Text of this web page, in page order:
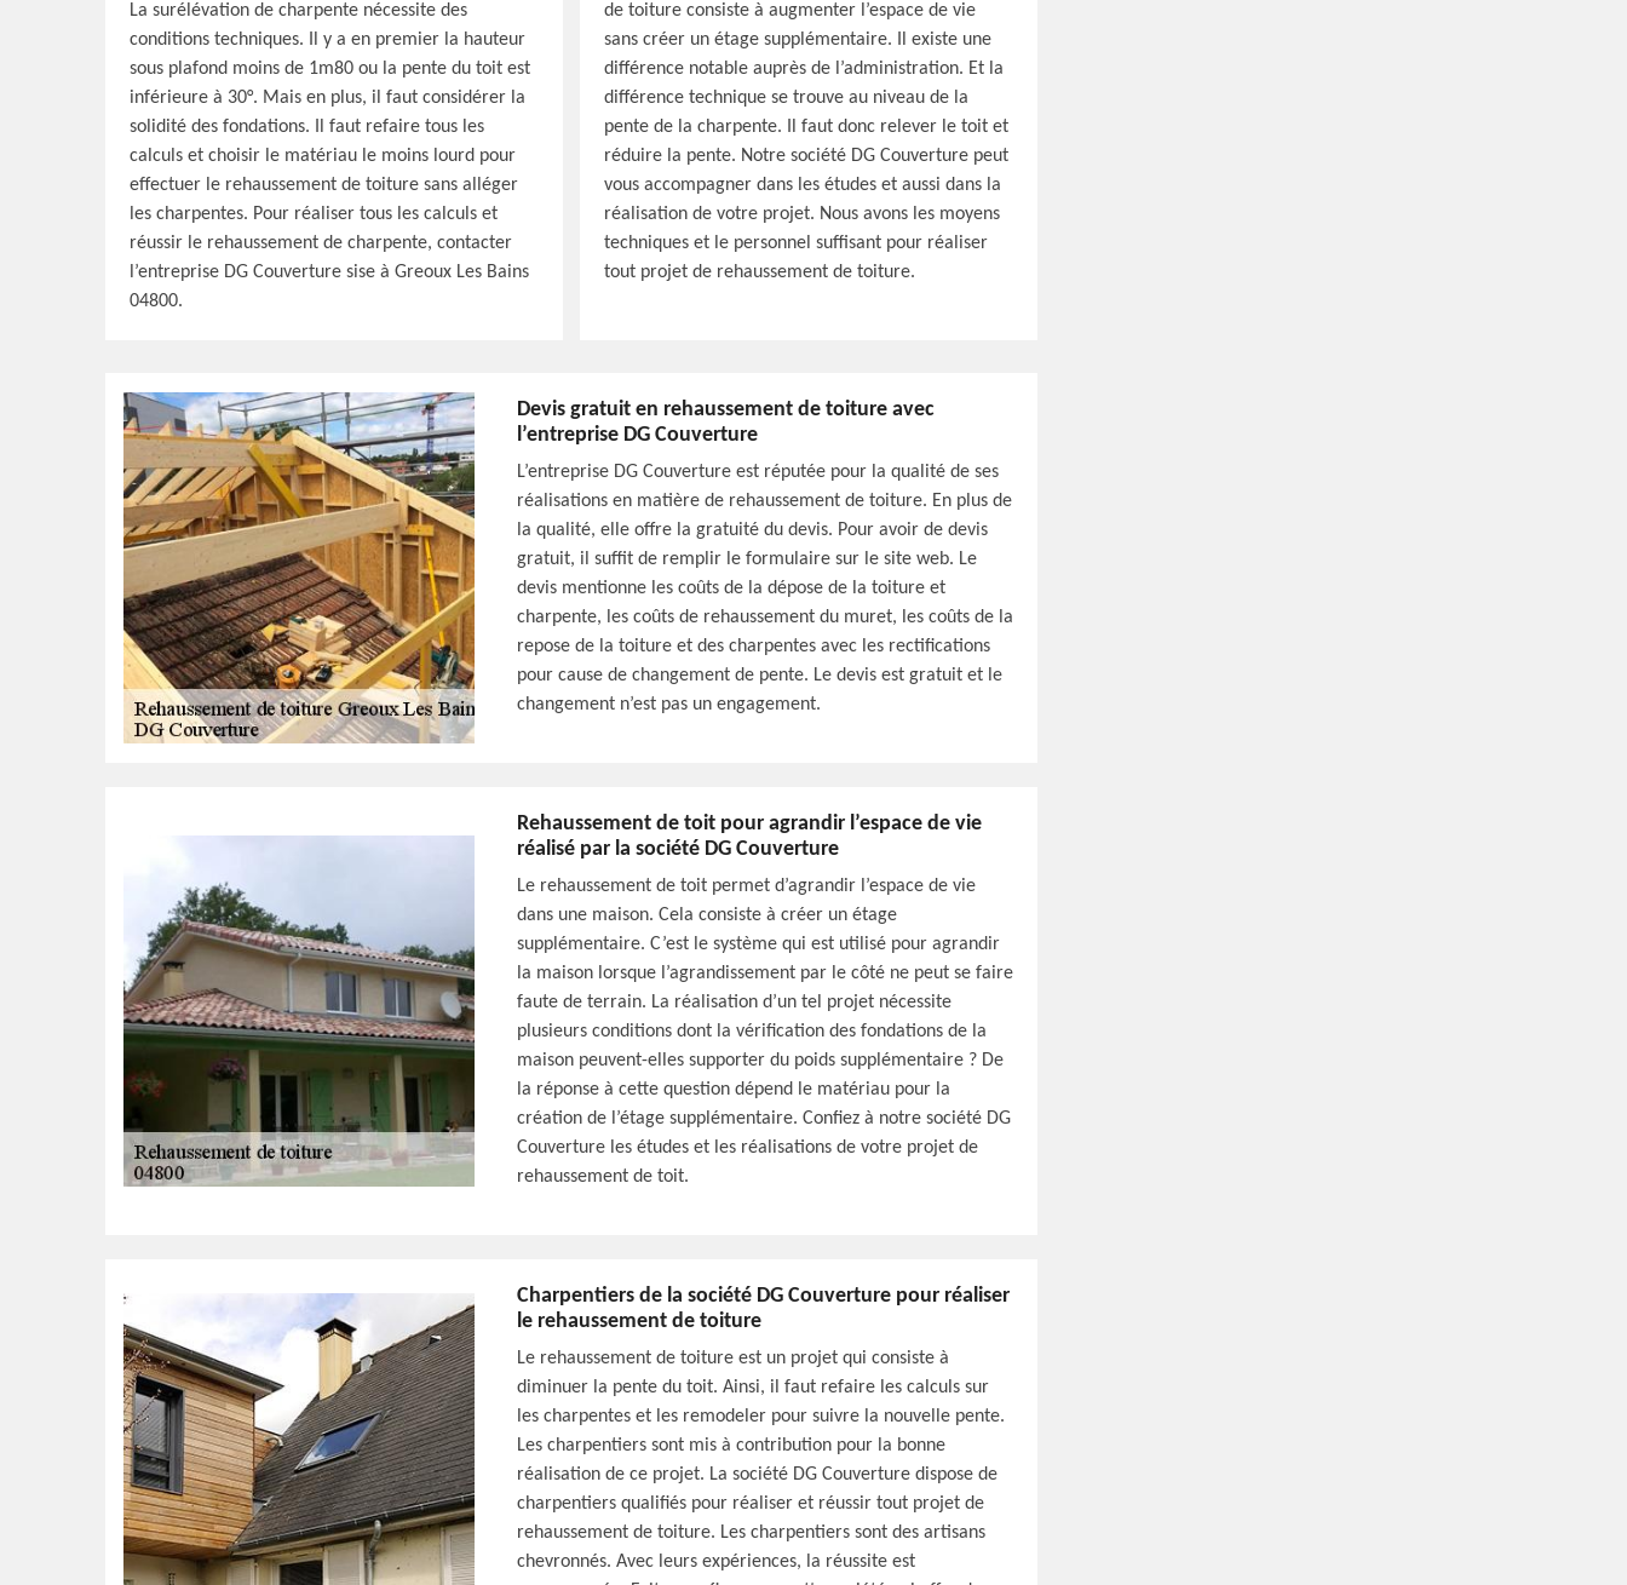
La surélévation de charpente nécessite des
conditions techniques. Il y a en premier la hauteur
sous plafond moins de 1m80 ou la pente du toit est
inférieure à 30°. Mais en plus, il faut considérer la
solidité des fondations. Il faut refaire tous les
calculs et choisir le matériau le moins lourd pour
effectuer le rehaussement de toiture sans alléger
les charpentes. Pour réaliser tous les calculs et
réussir le rehaussement de charpente, contacter
l’entreprise DG Couverture sise à Greoux Les Bains
04800.
de toiture consiste à augmenter l’espace de vie
sans créer un étage supplémentaire. Il existe une
différence notable auprès de l’administration. Et la
différence technique se trouve au niveau de la
pente de la charpente. Il faut donc relever le toit et
réduire la pente. Notre société DG Couverture peut
vous accompagner dans les études et aussi dans la
réalisation de votre projet. Nous avons les moyens
techniques et le personnel suffisant pour réaliser
tout projet de rehaussement de toiture.
Devis gratuit en rehaussement de toiture avec
l’entreprise DG Couverture
L’entreprise DG Couverture est réputée pour la qualité de ses
réalisations en matière de rehaussement de toiture. En plus de
la qualité, elle offre la gratuité du devis. Pour avoir de devis
gratuit, il suffit de remplir le formulaire sur le site web. Le
devis mentionne les coûts de la dépose de la toiture et
charpente, les coûts de rehaussement du muret, les coûts de la
repose de la toiture et des charpentes avec les rectifications
pour cause de changement de pente. Le devis est gratuit et le
changement n’est pas un engagement.
Rehaussement de toit pour agrandir l’espace de vie
réalisé par la société DG Couverture
Le rehaussement de toit permet d’agrandir l’espace de vie
dans une maison. Cela consiste à créer un étage
supplémentaire. C’est le système qui est utilisé pour agrandir
la maison lorsque l’agrandissement par le côté ne peut se faire
faute de terrain. La réalisation d’un tel projet nécessite
plusieurs conditions dont la vérification des fondations de la
maison peuvent-elles supporter du poids supplémentaire ? De
la réponse à cette question dépend le matériau pour la
création de l’étage supplémentaire. Confiez à notre société DG
Couverture les études et les réalisations de votre projet de
rehaussement de toit.
Charpentiers de la société DG Couverture pour réaliser
le rehaussement de toiture
Le rehaussement de toiture est un projet qui consiste à
diminuer la pente du toit. Ainsi, il faut refaire les calculs sur
les charpentes et les remodeler pour suivre la nouvelle pente.
Les charpentiers sont mis à contribution pour la bonne
réalisation de ce projet. La société DG Couverture dispose de
charpentiers qualifiés pour réaliser et réussir tout projet de
rehaussement de toiture. Les charpentiers sont des artisans
chevronnés. Avec leurs expériences, la réussite est